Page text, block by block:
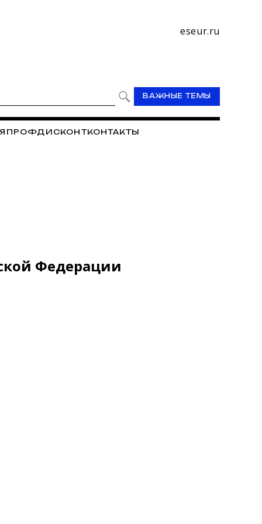
eseur.ru
ВАЖНЫЕ ТЕМЫ
ПРОФДИСКОНТКОНТАКТЫ
Федерации